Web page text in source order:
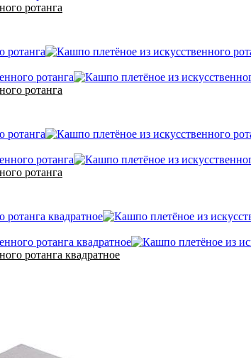
ротанга
ротанга
ротанга
ротанга квадратное